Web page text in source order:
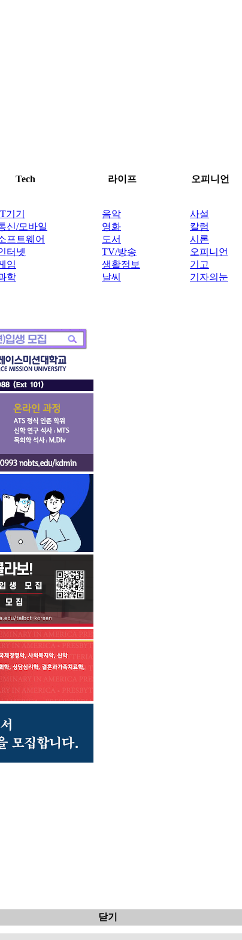
Tech 라이프 오피니언
기기
신/모바일
프트웨어
터넷
임
학
음악
영화
도서
TV/방송
생활정보
날씨
사설
칼럼
시론
오피니언
기고
기자의눈
닫기